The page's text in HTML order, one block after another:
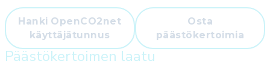
Hanki OpenCO2net
käyttäjätunnus
Osta
päästökertoimia
Päästökertoimen laatu